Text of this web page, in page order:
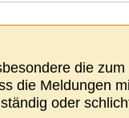
die
die Meldungen
oder